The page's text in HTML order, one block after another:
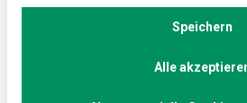
Münchener gen Süden
Vis-à-vis dem Schlachthof in der
Speichern
Alle